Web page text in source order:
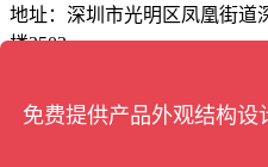
地址：深圳市光明区凤凰街道
楼2503
版权所有 © 深圳市绿创工业设计
免费提供产品外观结构设